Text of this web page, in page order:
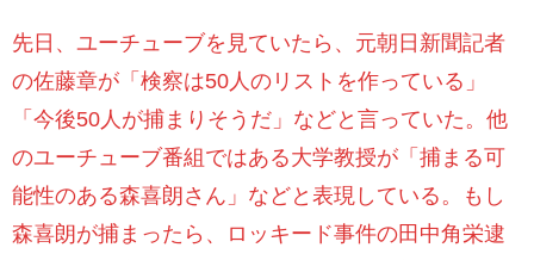
先日、ユーチューブを見ていたら、元朝日新聞記者
の佐藤章が「検察は50 人のリストを作っている」
「今後50 人が捕まりそうだ」などと言っていた。他
のユーチューブ番組ではある大学教授が「捕まる可
能性のある森喜朗さん」などと表現している。もし
森喜朗が捕まったら、ロッキード事件の田中角栄逮